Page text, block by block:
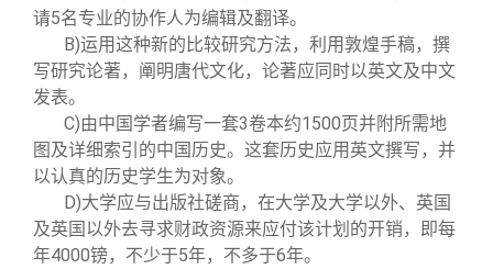
请5名专业的协作人为编辑及翻译。
B)运用这种新的比较研究方法，利用敦煌手稿，撰
写研究论著，阐明唐代文化，论著应同时以英文及中文
发表。
C)由中国学者编写一套3卷本约1500页并附所需地
图及详细索引的中国历史。这套历史应用英文撰写，并
以认真的历史学生为对象。
D)大学应与出版社磋商，在大学及大学以外、英国
及英国以外去寻求财政资源来应付该计划的开销，即每
年4000镑，不少于5年，不多于6年。